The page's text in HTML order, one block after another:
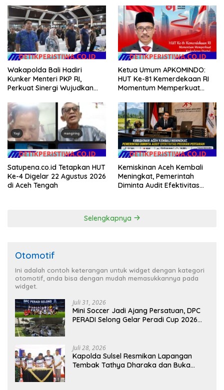
Wakapolda Bali Hadiri
Kunker Menteri PKP RI,
Perkuat Sinergi Wujudkan
Masyarakat
Ketua Umum APKOMINDO:
HUT Ke-81 Kemerdekaan RI
Momentum Memperkuat
Teknologi, dan Kepastian
Hukum Menuju Indonesia
Emas 2045
Satupena.co.id Tetapkan HUT
Ke-4 Digelar 22 Agustus 2026
di Aceh Tengah
Kemiskinan Aceh Kembali
Meningkat, Pemerintah
Diminta Audit Efektivitas
Selengkapnya
Otomotif
Ini adalah contoh keterangan untuk widget dengan kategori
otomotif, anda bisa dengan mudah memasukkannya pada
widget.
Juli 31, 2026
Mini Soccer Jadi Ajang Persatuan, DPC
PERADI Selong Gelar Peradi Cup 2026
Juli 28, 2026
Kapolda Sulsel Resmikan Lapangan
Tembak Tathya Dharaka dan Buka